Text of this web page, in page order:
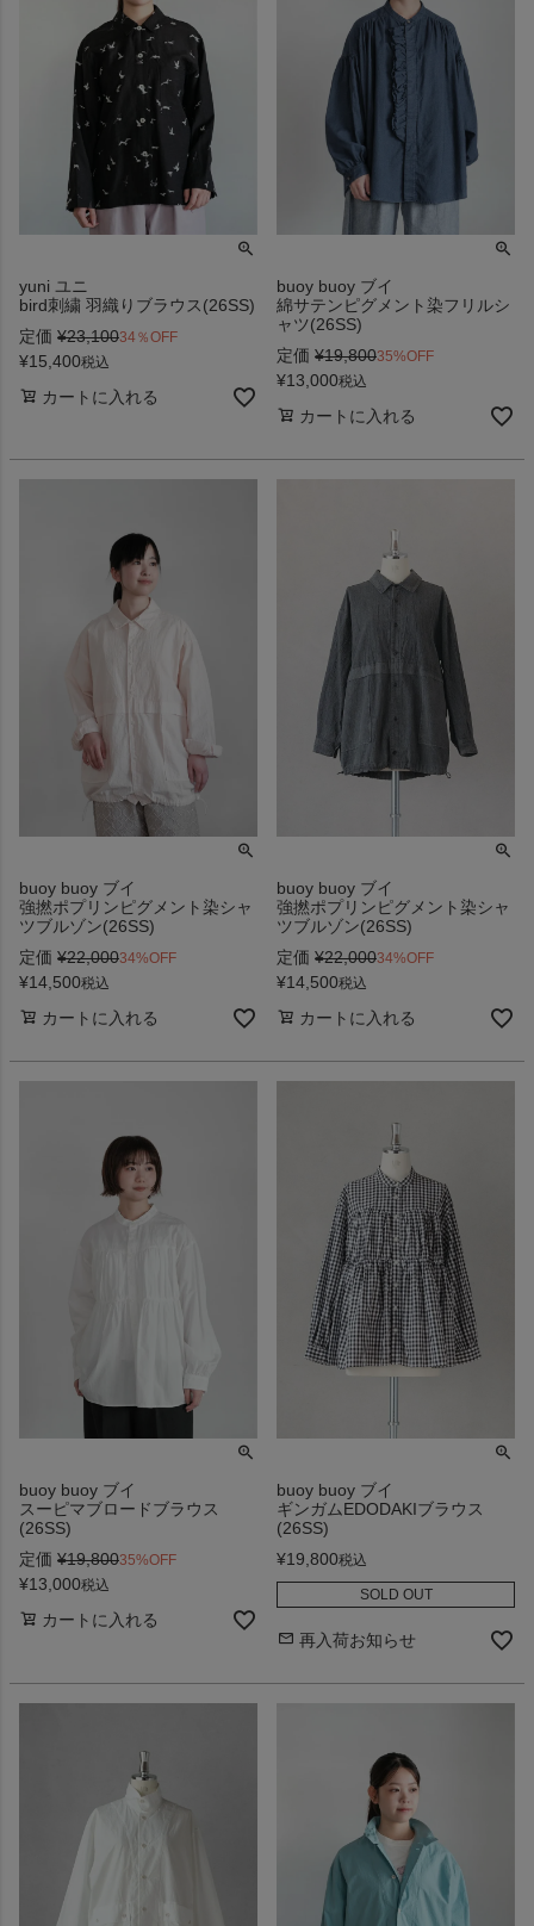
yuni ユニ
bird刺繍 羽織りブラウス(26SS)
定価 ¥23,10034％OFF
¥15,400税込
カートに入れる
buoy buoy ブイ
綿サテンピグメント染フリルシ
ャツ(26SS)
定価 ¥19,80035%OFF
¥13,000税込
カートに入れる
buoy buoy ブイ
強撚ポプリンピグメント染シャ
ツブルゾン(26SS)
定価 ¥22,00034%OFF
¥14,500税込
カートに入れる
buoy buoy ブイ
強撚ポプリンピグメント染シャ
ツブルゾン(26SS)
定価 ¥22,00034%OFF
¥14,500税込
カートに入れる
buoy buoy ブイ
スーピマブロードブラウス
(26SS)
定価 ¥19,80035%OFF
¥13,000税込
カートに入れる
buoy buoy ブイ
ギンガムEDODAKIブラウス
(26SS)
¥19,800税込
SOLD OUT
再入荷お知らせ